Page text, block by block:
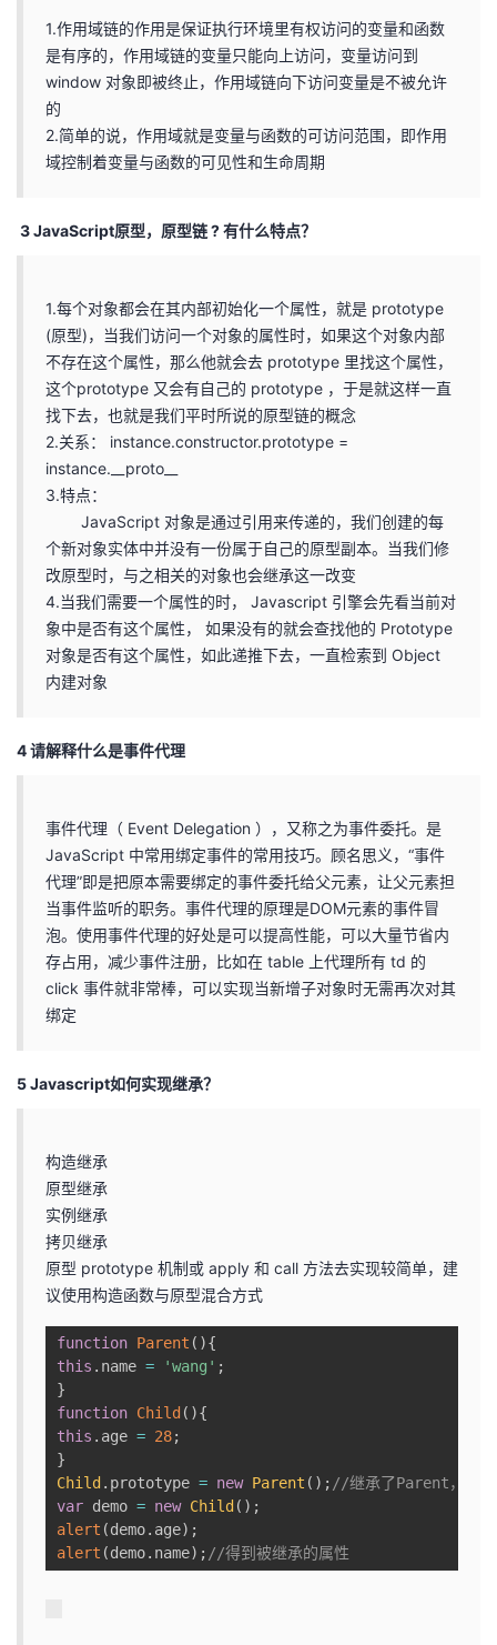
1.作用域链的作用是保证执行环境里有权访问的变量和函数
是有序的，作用域链的变量只能向上访问，变量访问到
window 对象即被终止，作用域链向下访问变量是不被允许
的
2.简单的说，作用域就是变量与函数的可访问范围，即作用
域控制着变量与函数的可见性和生命周期
3 JavaScript原型，原型链 ? 有什么特点？
1.每个对象都会在其内部初始化一个属性，就是 prototype
(原型)，当我们访问一个对象的属性时，如果这个对象内部
不存在这个属性，那么他就会去 prototype 里找这个属性，
这个prototype 又会有自己的 prototype ，于是就这样一直
找下去，也就是我们平时所说的原型链的概念
2.关系： instance.constructor.prototype =
instance.__proto__
3.特点：
JavaScript 对象是通过引用来传递的，我们创建的每
个新对象实体中并没有一份属于自己的原型副本。当我们修
改原型时，与之相关的对象也会继承这⼀改变
4.当我们需要一个属性的时， Javascript 引擎会先看当前对
象中是否有这个属性， 如果没有的就会查找他的 Prototype
对象是否有这个属性，如此递推下去，⼀直检索到 Object
内建对象
4 请解释什么是事件代理
事件代理（ Event Delegation ），又称之为事件委托。是
JavaScript 中常用绑定事件的常用技巧。顾名思义，“事件
代理”即是把原本需要绑定的事件委托给父元素，让父元素担
当事件监听的职务。事件代理的原理是DOM元素的事件冒
泡。使用事件代理的好处是可以提高性能，可以大量节省内
存占用，减少事件注册，比如在 table 上代理所有 td 的
click 事件就非常棒，可以实现当新增子对象时无需再次对其
绑定
5 Javascript如何实现继承？
构造继承
原型继承
实例继承
拷贝继承
原型 prototype 机制或 apply 和 call 方法去实现较简单，建
议使用构造函数与原型混合方式
function Parent ( ){
this . name = 'wang' ;
}
function Child ( ){
this . age = 28;
}
Child . prototype = new Parent ( ) ; //继承了Parent，通过
var demo = new Child ( ) ;
alert (demo. age) ;
alert (demo. name) ; //得到被继承的属性